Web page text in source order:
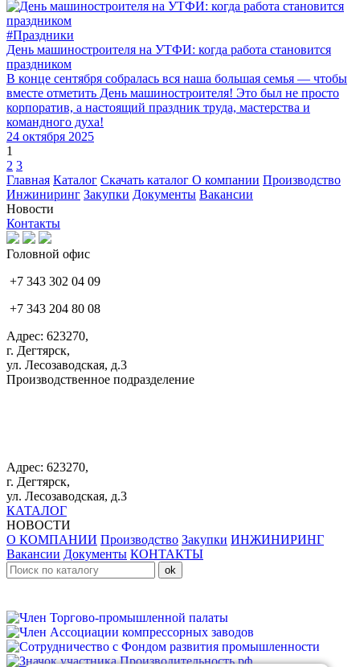
#Праздники
День машиностроителя на УТФИ: когда работа становится
праздником
В конце сентября собралась вся наша большая семья — чтобы
вместе отметить День машиностроителя! Это был не просто
корпоратив, а настоящий праздник труда, мастерства и
командного духа!
24 октября 2025
1
2 3
Главная Каталог Скачать каталог О компании Производство
Инжиниринг Закупки Документы Вакансии
Новости
Контакты
Головной офис
+7 343 302 04 09
+7 343 204 80 08
Адрес: 623270,
г. Дегтярск,
ул. Лесозаводская, д.3
Производственное подразделение
Адрес: 623270,
г. Дегтярск,
ул. Лесозаводская, д.3
КАТАЛОГ
НОВОСТИ
О КОМПАНИИ Производство Закупки ИНЖИНИРИНГ
Вакансии Документы КОНТАКТЫ